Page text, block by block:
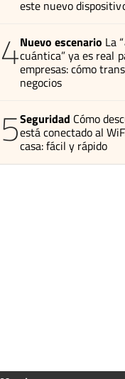
este nuevo
4Nuevo escenario La
cuántica” ya es real
empresas: cómo
negocios
5Seguridad Cómo
está conectado al
casa: fácil y rápido